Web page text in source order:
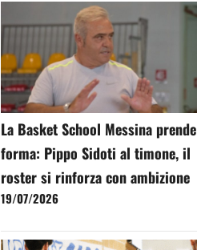
La Basket School Messina prende
forma: Pippo Sidoti al timone, il
roster si rinforza con ambizione
19/07/2026